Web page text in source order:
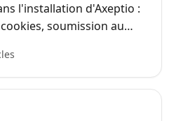
l'installation d'Axeptio :
soumission au
bandeau, contrôle de
l’intégration finale
fraîchement créé.